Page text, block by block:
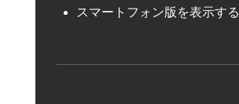
スマートフォン版を表示する